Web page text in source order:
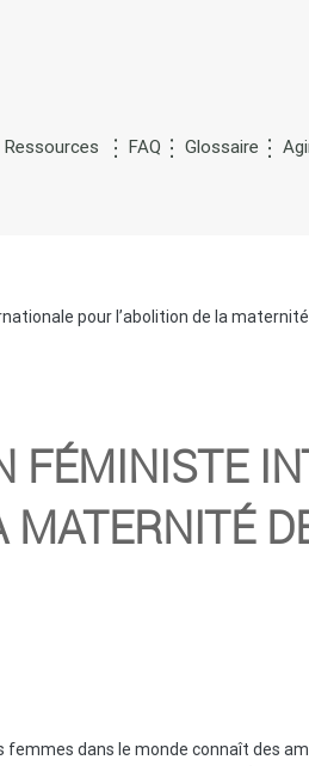
Ressources FAQ Glossaire
pour l’abolition de la
FÉMINISTE
MATERNITÉ
dans le monde connaît des